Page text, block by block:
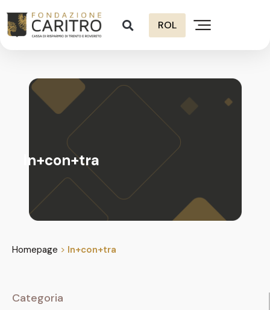
ROL
In+con+tra
Homepage > In+con+tra
Categoria